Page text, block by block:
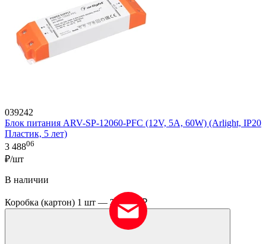
039242
Блок питания ARV-SP-12060-PFC (12V, 5A, 60W) (Arlight, IP20
Пластик, 5 лет)
3 48806
₽/шт
В наличии
Коробка (картон) 1 шт — 3 488 ₽